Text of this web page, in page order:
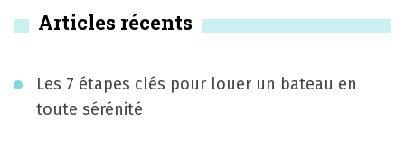
i
a
Articles récents
Les 7 étapes clés pour louer un bateau en
toute sérénité